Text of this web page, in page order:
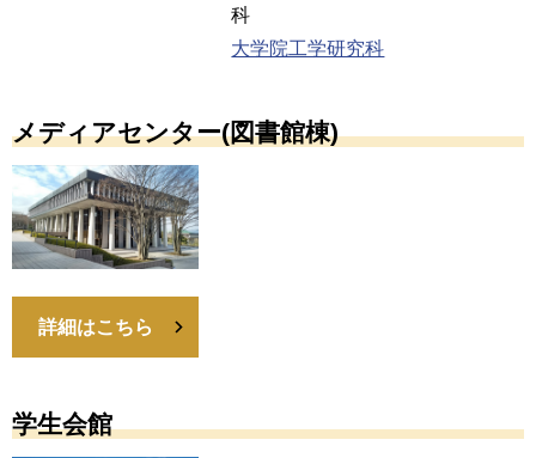
科
大学院工学研究科
メディアセンター(図書館棟)
詳細はこちら
学生会館